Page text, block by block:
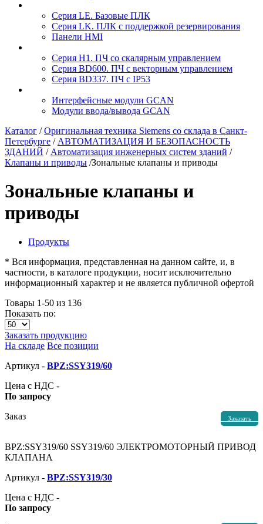
Серия LE. Базовые ПЛК
Серия LK. ПЛК с поддержкой резервирования
Панели HMI
Серия H1. ПЧ со скалярным управлением
Серия BD600. ПЧ с векторным управлением
Серия BD337. ПЧ с IP53
Интерфейсные модули GCAN
Модули ввода/вывода GCAN
Каталог / Оригинальная техника Siemens со склада в Санкт-
Петербурге / АВТОМАТИЗАЦИЯ И БЕЗОПАСНОСТЬ
ЗДАНИЙ / Автоматизация инженерных систем зданий /
Клапаны и приводы /Зональные клапаны и приводы
Зональные клапаны и
приводы
Продукты
* Вся информация, представленная на данном сайте, и, в
частности, в каталоге продукции, носит исключительно
информационный характер и не является публичной офертой
Товары 1-50 из 136
Показать по:
Заказать продукцию
На складе Все позиции
Артикул - BPZ:SSY319/60
Цена с НДС -
По запросу
Заказать
Заказ
BPZ:SSY319/60 SSY319/60 ЭЛЕКТРОМОТОРНЫЙ ПРИВОД
КЛАПАНА
Артикул - BPZ:SSY319/30
Цена с НДС -
По запросу